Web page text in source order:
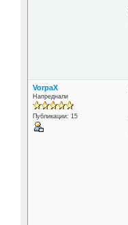
VorpaX
Напреднали
Публикации: 15